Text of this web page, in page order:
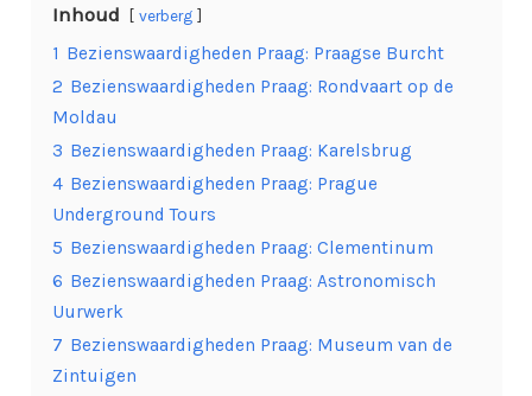
Inhoud verberg
1 Bezienswaardigheden Praag: Praagse Burcht
2 Bezienswaardigheden Praag: Rondvaart op de
Moldau
3 Bezienswaardigheden Praag: Karelsbrug
4 Bezienswaardigheden Praag: Prague
Underground Tours
5 Bezienswaardigheden Praag: Clementinum
6 Bezienswaardigheden Praag: Astronomisch
Uurwerk
7 Bezienswaardigheden Praag: Museum van de
Zintuigen